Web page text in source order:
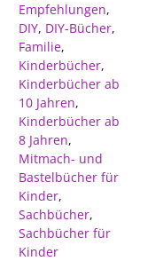
Empfehlungen,
DIY, DIY-Bücher,
Familie,
Kinderbücher,
Kinderbücher ab
10 Jahren,
Kinderbücher ab
8 Jahren,
Mitmach- und
Bastelbücher für
Kinder,
Sachbücher,
Sachbücher für
Kinder